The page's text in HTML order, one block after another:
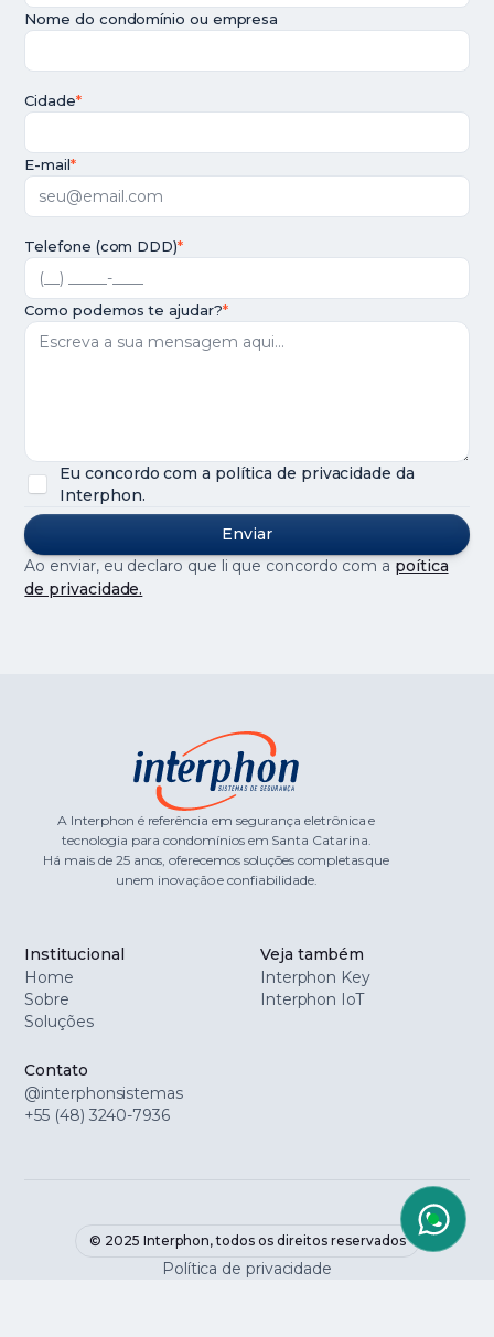
Nome do condomínio ou empresa
Cidade*
E-mail*
Telefone (com DDD)*
Como podemos te ajudar?*
Eu concordo com a política de privacidade da
Interphon.
Ao enviar, eu declaro que li que concordo com a poítica
de privacidade.
A Interphon é referência em segurança eletrônica e
tecnologia para condomínios em Santa Catarina.
Há mais de 25 anos, oferecemos soluções completas que
unem inovação e confiabilidade.
Institucional
Home
Sobre
Soluções
Veja também
Interphon Key
Interphon IoT
Contato
@interphonsistemas
+55 (48) 3240-7936
© 2025 Interphon, todos os direitos reservados
Política de privacidade